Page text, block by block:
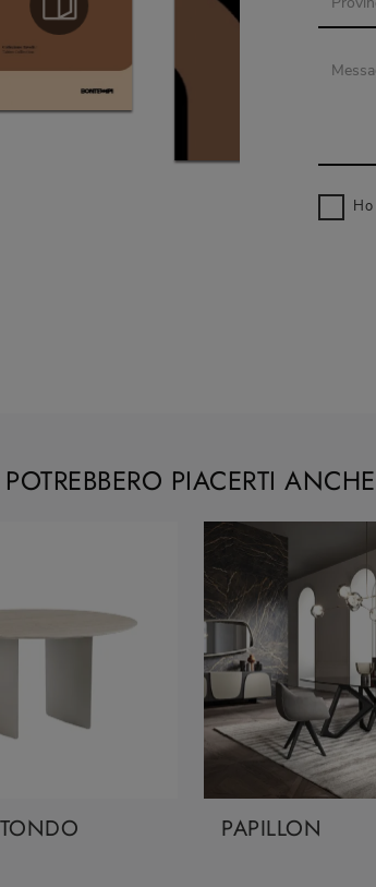
POTREBBERO PIACERTI ANCHE
PAPILLON